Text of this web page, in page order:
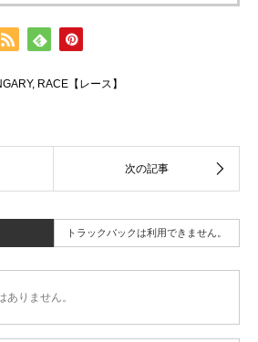
, RACE【レース】
トラックバックは利用できません。
ありません。